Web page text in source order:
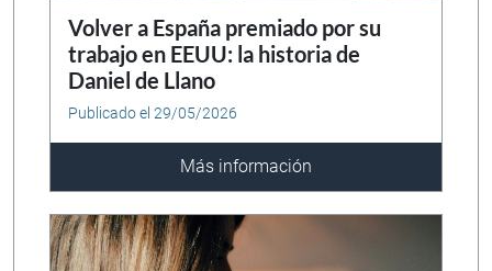
Volver a España premiado por su
trabajo en EEUU: la historia de
Daniel de Llano
Publicado el 29/05/2026
Más información